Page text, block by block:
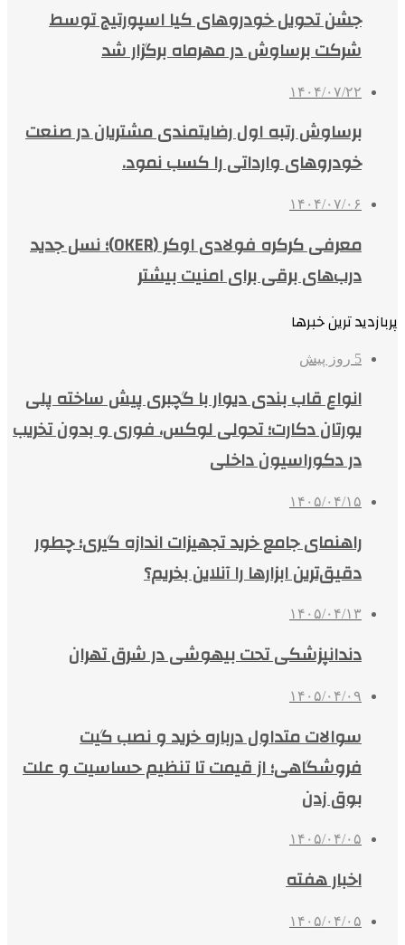
جشن تحویل خودروهای کیا اسپورتیج توسط
شرکت برساوش در مهرماه برگزار شد
۱۴۰۴/۰۷/۲۲
برساوش رتبه اول رضایتمندی مشتریان در صنعت
خودروهای وارداتی را کسب نمود.
۱۴۰۴/۰۷/۰۶
معرفی کرکره فولادی اوکر (OKER)؛ نسل جدید
درب‌های برقی برای امنیت بیشتر
پربازدید ترین خبرها
5 روز پیش
انواع قاب بندی دیوار با گچبری پیش ساخته پلی
یورتان دکارت؛ تحولی لوکس، فوری و بدون تخریب
در دکوراسیون داخلی
۱۴۰۵/۰۴/۱۵
راهنمای جامع خرید تجهیزات اندازه گیری؛ چطور
دقیق‌ترین ابزارها را آنلاین بخریم؟
۱۴۰۵/۰۴/۱۳
دندانپزشکی تحت بیهوشی در شرق تهران
۱۴۰۵/۰۴/۰۹
سوالات متداول درباره خرید و نصب گیت
فروشگاهی؛ از قیمت تا تنظیم حساسیت و علت
بوق زدن
۱۴۰۵/۰۴/۰۵
اخبار هفته
۱۴۰۵/۰۴/۰۵